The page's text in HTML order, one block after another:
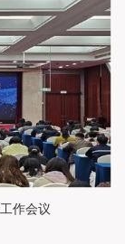
作会议